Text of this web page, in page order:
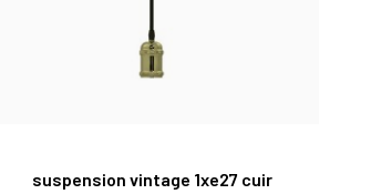
suspension vintage 1xe27 cuir